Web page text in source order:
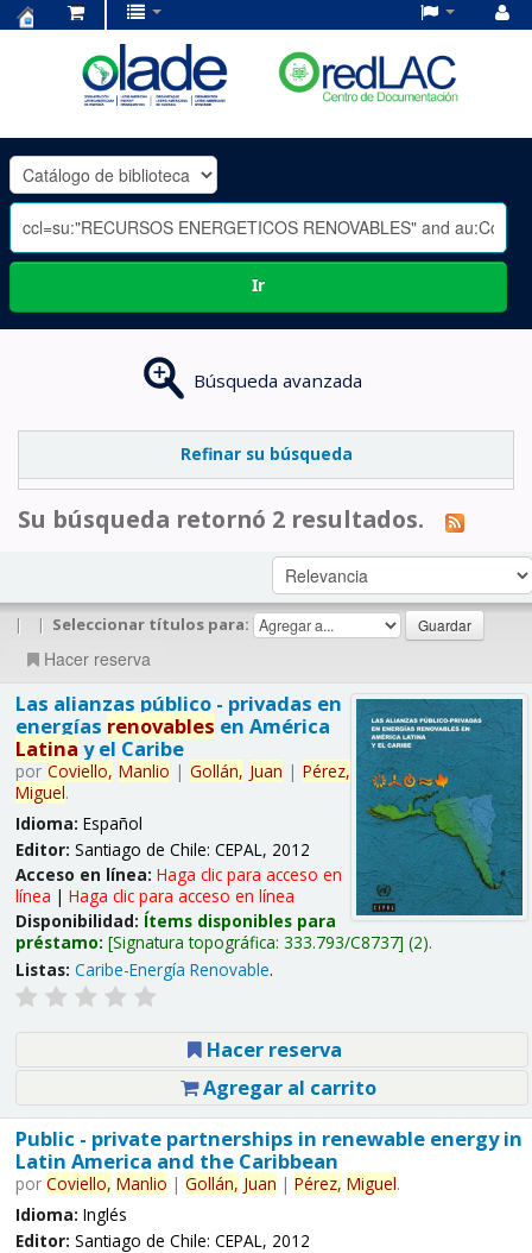
OLADE
-
Ir
Búsqueda avanzada
Refinar su búsqueda
Su búsqueda retornó 2 resultados.
| | Seleccionar títulos para:
Hacer reserva
Las alianzas público - privadas en
energías renovables en América
Latina y el Caribe
por Coviello, Manlio | Gollán, Juan | Pérez,
Miguel.
Idioma: Español
Editor: Santiago de Chile: CEPAL, 2012
Acceso en línea: Haga clic para acceso en
línea | Haga clic para acceso en línea
Disponibilidad: Ítems disponibles para
préstamo: Signatura topográfica: 333.793/C8737 (2).
Listas: Caribe-Energía Renovable.
Hacer reserva
Agregar al carrito
Public - private partnerships in renewable energy in
Latin America and the Caribbean
por Coviello, Manlio | Gollán, Juan | Pérez, Miguel.
Idioma: Inglés
Editor: Santiago de Chile: CEPAL, 2012